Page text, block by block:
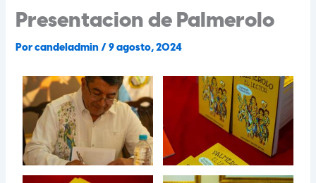
Presentacion de Palmerolo
Porcandeladmin/9 agosto, 2024